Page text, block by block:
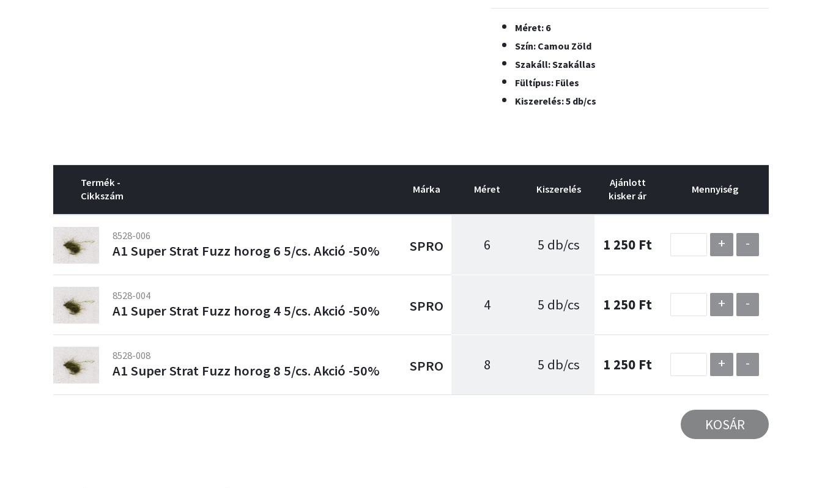
Méret: 6
Szín: Camou Zöld
Szakáll: Szakállas
Fültípus: Füles
Kiszerelés: 5 db/cs
Termék -
Cikkszám
Márka Méret Kiszerelés
Ajánlott
kisker ár
Mennyiség
8528-006
A1 Super Strat Fuzz horog 6 5/cs. Akció -50% SPRO 6 5 db/cs 1 250 Ft + -
8528-004
A1 Super Strat Fuzz horog 4 5/cs. Akció -50% SPRO 4 5 db/cs 1 250 Ft + -
8528-008
A1 Super Strat Fuzz horog 8 5/cs. Akció -50% SPRO 8 5 db/cs 1 250 Ft + -
KOSÁR